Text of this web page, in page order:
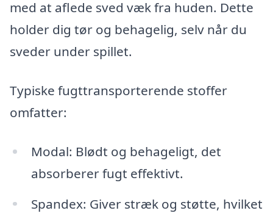
med at aflede sved væk fra huden. Dette
holder dig tør og behagelig, selv når du
sveder under spillet.
Typiske fugttransporterende stoffer
omfatter:
Modal: Blødt og behageligt, det
absorberer fugt effektivt.
Spandex: Giver stræk og støtte, hvilket